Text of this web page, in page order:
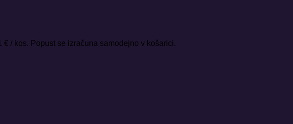
/ kos. Popust se izračuna samodejno v košarici.